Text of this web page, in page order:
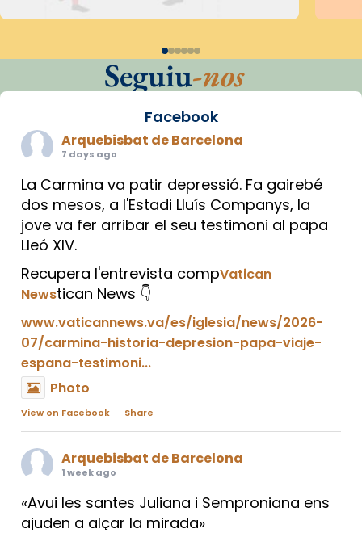
Seguiu-nos
Facebook
Arquebisbat de Barcelona
7 days ago
La Carmina va patir depressió. Fa gairebé
dos mesos, a l'Estadi Lluís Companys, la
jove va fer arribar el seu testimoni al papa
Lleó XIV.
Recupera l'entrevista compVatican
Newstican News 👇
www.vaticannews.va/es/iglesia/news/2026-
07/carmina-historia-depresion-papa-viaje-
espana-testimoni...
Photo
View on Facebook · Share
Arquebisbat de Barcelona
1 week ago
«Avui les santes Juliana i Semproniana ens
ajuden a alçar la mirada»